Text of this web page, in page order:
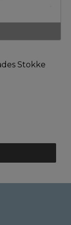
Stokke